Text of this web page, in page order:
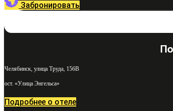
Забронировать
Челябинск, улица Труда, 156В
ост. «Улица Энгельса»
Подробнее о отеле